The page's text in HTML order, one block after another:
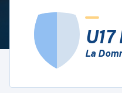
U17
La